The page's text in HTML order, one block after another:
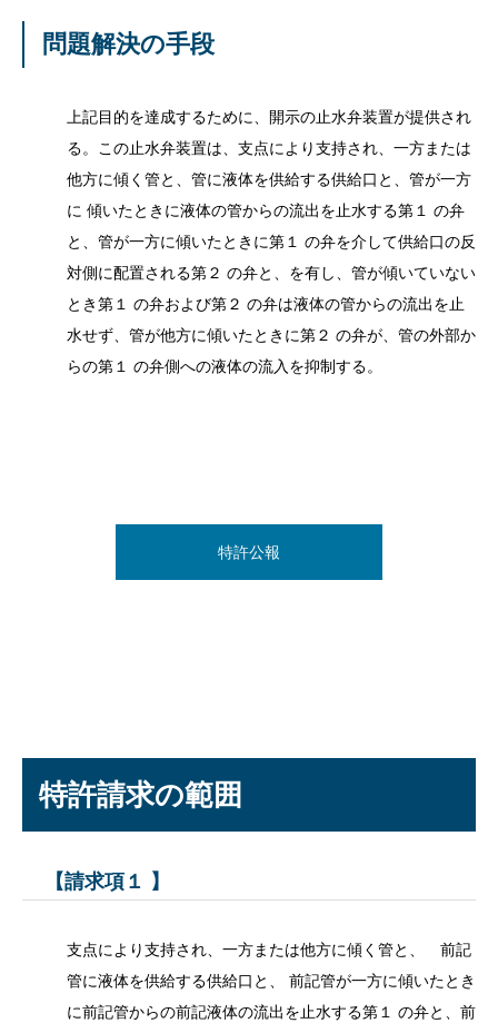
問題解決の手段
上記目的を達成するために、開示の止水弁装置が提供され
る。この止水弁装置は、支点により支持され、一方または
他方に傾く管と、管に液体を供給する供給口と、管が一方
に 傾いたときに液体の管からの流出を止水する第１ の弁
と、管が一方に傾いたときに第１ の弁を介して供給口の反
対側に配置される第２ の弁と、を有し、管が傾いていない
とき第１ の弁および第２ の弁は液体の管からの流出を止
水せず、管が他方に傾いたときに第２ の弁が、管の外部か
らの第１ の弁側への液体の流入を抑制する。
特許公報
特許請求の範囲
【請求項１ 】
支点により支持され、一方または他方に傾く管と、 前記
管に液体を供給する供給口と、 前記管が一方に傾いたとき
に前記管からの前記液体の流出を止水する第１ の弁と、前